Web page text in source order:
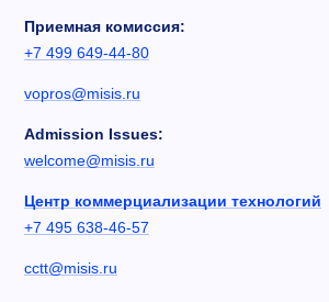
Приемная комиссия:
+7 499 649-44-80
vopros@misis.ru
Admission Issues:
welcome@misis.ru
Центр коммерциализации технологий
+7 495 638-46-57
cctt@misis.ru